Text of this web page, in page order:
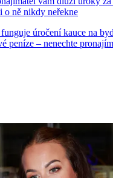
o ně nikdy neřekne
úročení kauce na
peníze – nenechte